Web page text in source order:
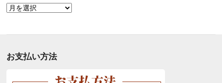
月
カ
お支払い方法